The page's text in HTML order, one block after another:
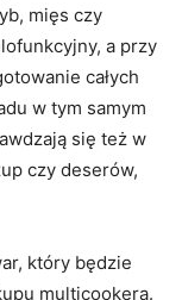
mięs czy
a przy
całych
w tym samym
się też w
czy deserów,
który będzie
multicookera.